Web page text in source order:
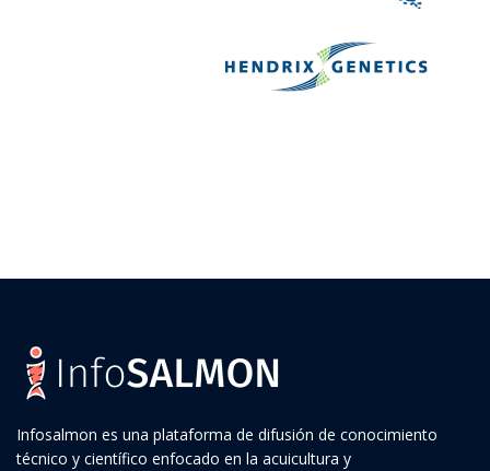
Infosalmon es una plataforma de difusión de conocimiento
técnico y científico enfocado en la acuicultura y